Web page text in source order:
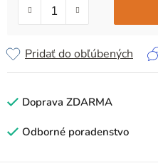
Pridať do obľúbených
Doprava ZDARMA
Odborné poradenstvo